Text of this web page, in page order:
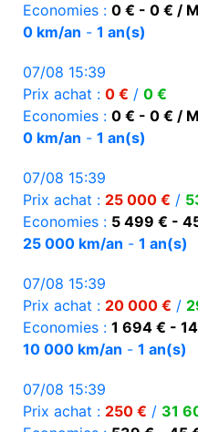
Economies : 0 € - 0 € /
0 km/an - 1 an(s)
07/08 15:39
Prix achat : 0 € / 0 €
Economies : 0 € - 0 € /
0 km/an - 1 an(s)
07/08 15:39
Prix achat : 25 000 € /
Economies : 5 499 € -
25 000 km/an - 1 an(s)
07/08 15:39
Prix achat : 20 000 € /
Economies : 1 694 € -
10 000 km/an - 1 an(s)
07/08 15:39
Prix achat : 250 € / 31